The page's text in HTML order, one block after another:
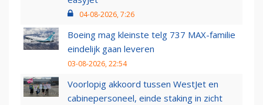
04-08-2026, 7:26
Boeing mag kleinste telg 737 MAX-familie
eindelijk gaan leveren
03-08-2026, 22:54
Voorlopig akkoord tussen WestJet en
cabinepersoneel, einde staking in zicht